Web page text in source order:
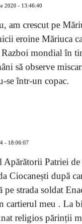
2020 - 13:46:40
am crescut pe
eroine Măriuca
mondial în
să observe
se într-un copac.
- 18:06:07
Apărătorii Patriei
Ciocanești după
pe strada soldat
cartierul meu . La
religios părinții